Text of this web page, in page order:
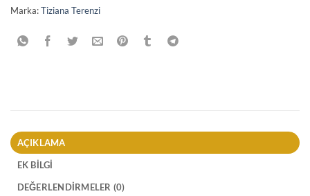
Marka:Tiziana Terenzi
AÇIKLAMA
EK BILGI
DEĞERLENDIRMELER (0)